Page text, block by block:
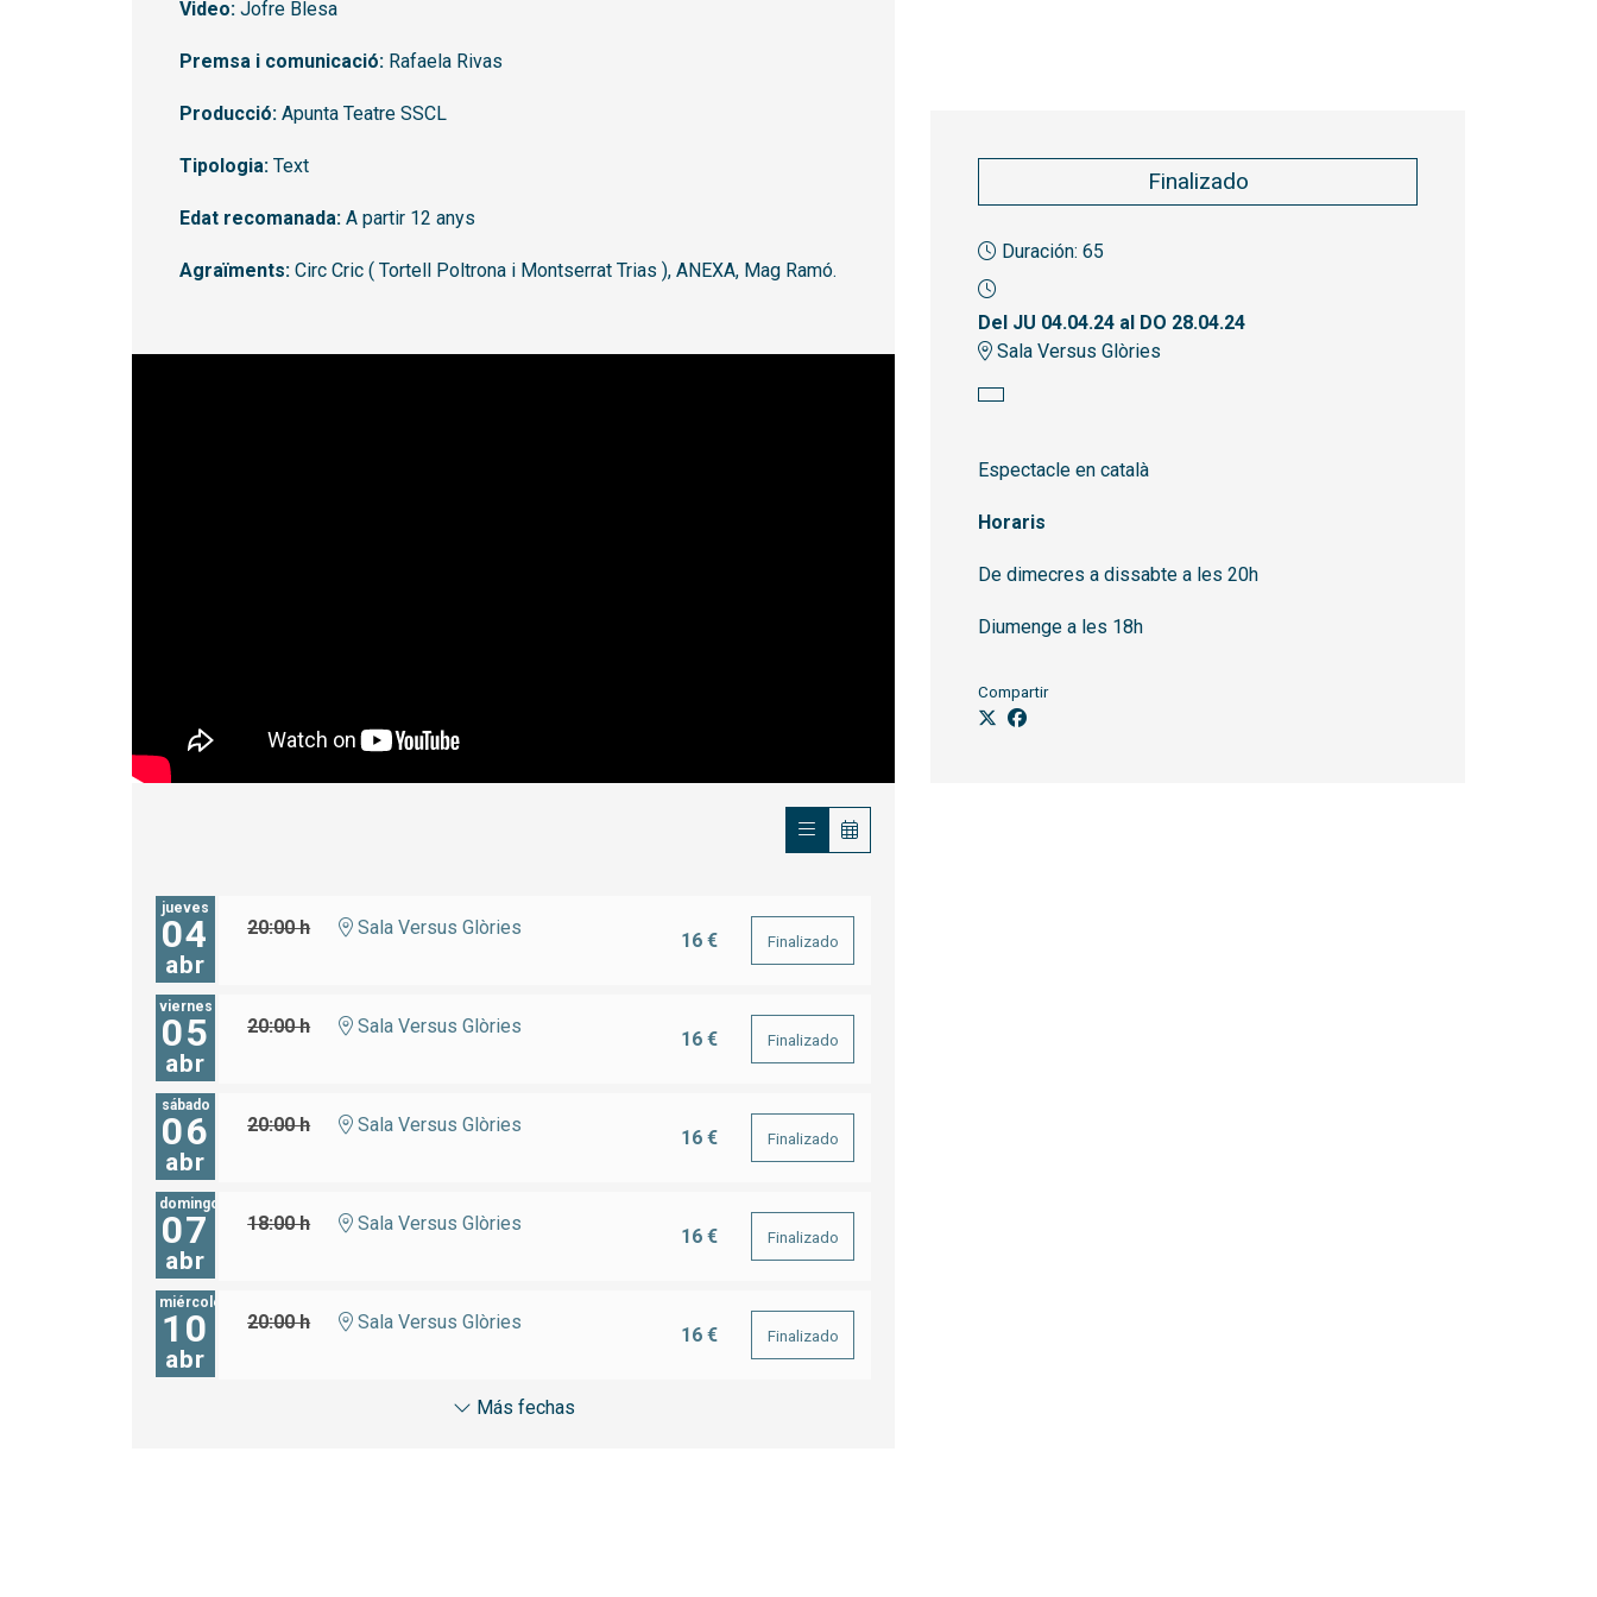
Finalizado
Duración: 65
Del JU 04.04.24 al DO 28.04.24
Sala Versus Glòries
Espectacle en català
Horaris
De dimecres a dissabte a les 20h
Diumenge a les 18h
Compartir
Video: Jofre Blesa
Premsa i comunicació: Rafaela Rivas
Producció: Apunta Teatre SSCL
Tipologia: Text
Edat recomanada: A partir 12 anys
Agraïments: Circ Cric ( Tortell Poltrona i Montserrat Trias ), ANEXA, Mag Ramó.
jueves
04
abr
20:00 h Sala Versus Glòries
16 € Finalizado
viernes
05
abr
20:00 h Sala Versus Glòries
16 € Finalizado
sábado
06
abr
20:00 h Sala Versus Glòries
16 € Finalizado
domingo
07
abr
18:00 h Sala Versus Glòries
16 € Finalizado
miércoles
10
abr
20:00 h Sala Versus Glòries
16 € Finalizado
Más fechas